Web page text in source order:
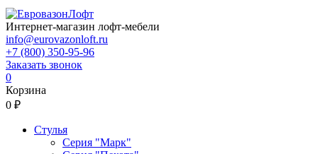
Интернет-магазин лофт-мебели
info@eurovazonloft.ru
+7 (800) 350-95-96
Заказать звонок
0
Корзина
0 ₽
Стулья
Серия "Марк"